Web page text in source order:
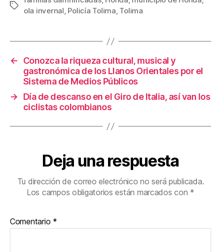
e
o
k
er
e
p
tir
Etiquetas
ola invernal, Policía Tolima, Tolima
←
Conozca la riqueza cultural, musical y
gastronómica de los Llanos Orientales por el
Sistema de Medios Públicos
→
Día de descanso en el Giro de Italia, así van los
ciclistas colombianos
Deja una respuesta
Tu dirección de correo electrónico no será publicada.
Los campos obligatorios están marcados con *
Comentario *